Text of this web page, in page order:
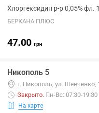
Хлоргексидин р-р 0,05% фл.
БЕРКАНА ПЛЮС
47.00 грн
Никополь 5
г. Никополь, ул. Шевченко,
Закрыто. Пн-Вс: 07:30-19:30
На карте